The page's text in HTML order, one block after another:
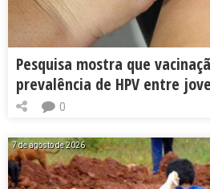
Pesquisa mostra que
prevalência de HPV entre
0
7 de agosto de 2026